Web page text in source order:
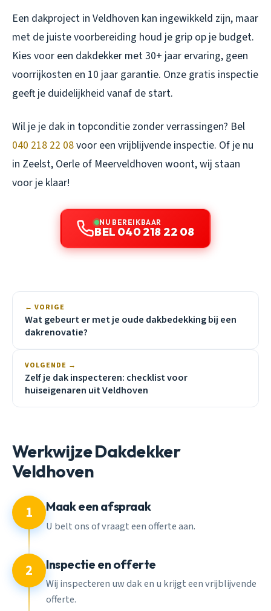
Een dakproject in Veldhoven kan ingewikkeld zijn, maar
met de juiste voorbereiding houd je grip op je budget.
Kies voor een dakdekker met 30+ jaar ervaring, geen
voorrijkosten en 10 jaar garantie. Onze gratis inspectie
geeft je duidelijkheid vanaf de start.
Wil je je dak in topconditie zonder verrassingen? Bel
040 218 22 08voor een vrijblijvende inspectie. Of je nu
in Zeelst, Oerle of Meerveldhoven woont, wij staan
voor je klaar!
NU BEREIKBAAR
BEL 040 218 22 08
← VORIGE
Wat gebeurt er met je oude dakbedekking bij een
dakrenovatie?
VOLGENDE →
Zelf je dak inspecteren: checklist voor
huiseigenaren uit Veldhoven
Werkwijze Dakdekker
Veldhoven
1 Maak een afspraak
U belt ons of vraagt een offerte aan.
2 Inspectie en offerte
Wij inspecteren uw dak en u krijgt een vrijblijvende
offerte.